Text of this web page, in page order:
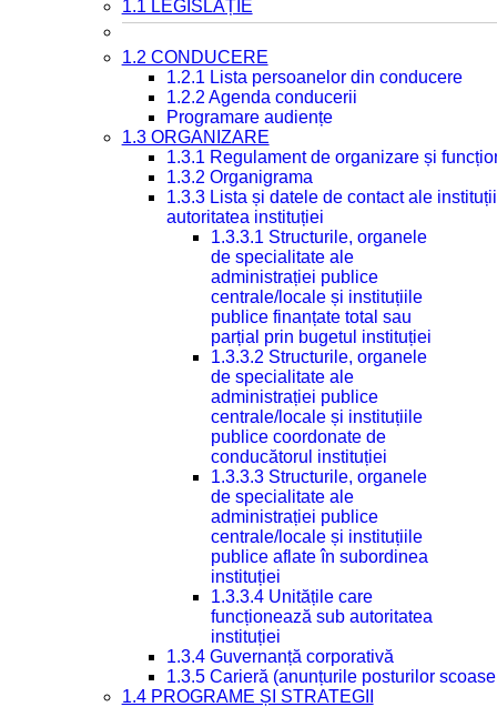
1.1 LEGISLAȚIE
1.2 CONDUCERE
1.2.1 Lista persoanelor din conducere
1.2.2 Agenda conducerii
Programare audiențe
1.3 ORGANIZARE
1.3.1 Regulament de organizare și
1.3.2 Organigrama
1.3.3 Lista și datele de contact ale
autoritatea instituției
1.3.3.1 Structurile, organele
de specialitate ale
administrației publice
centrale/locale și instituțiile
publice finanțate total sau
parțial prin bugetul instituției
1.3.3.2 Structurile, organele
de specialitate ale
administrației publice
centrale/locale și instituțiile
publice coordonate de
conducătorul instituției
1.3.3.3 Structurile, organele
de specialitate ale
administrației publice
centrale/locale și instituțiile
publice aflate în subordinea
instituției
1.3.3.4 Unitățile care
funcționează sub autoritatea
instituției
1.3.4 Guvernanță corporativă
1.3.5 Carieră (anunțurile posturilor
1.4 PROGRAME ȘI STRATEGII